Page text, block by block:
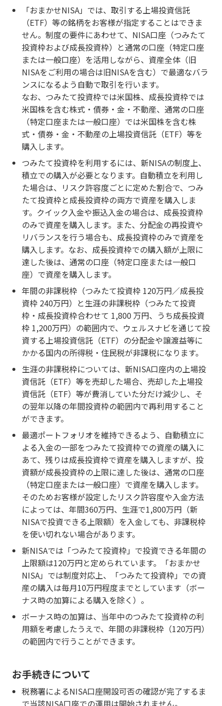
「おまかせNISA」では、取引する上場投資信託
（ETF）等の銘柄をお客様が指定することはできま
せん。制度の要件にあわせて、NISA口座（つみたて
投資枠および成長投資枠）と通常の口座（特定口座
または一般口座）を活用しながら、資産全体（旧
NISAをご利用の場合は旧NISAを含む）で最適なバラ
ンスになるよう自動で取引を行います。
なお、つみたて投資枠では米国株、成長投資枠では
米国株を含む株式・債券・金・不動産、通常の口座
（特定口座または一般口座）では米国株を含む株
式・債券・金・不動産の上場投資信託（ETF）等を
購入します。
つみたて投資枠を利用するには、新NISAの制度上、
積立での購入が必要となります。自動積立を利用し
た場合は、リスク許容度ごとに定めた割合で、つみ
たて投資枠と成長投資枠の両方で資産を購入しま
す。クイック入金や振込入金の場合は、成長投資枠
のみで資産を購入します。また、分配金の再投資や
リバランスを行う場合も、成長投資枠のみで資産を
購入します。なお、成長投資枠での購入額が上限に
達した後は、通常の口座（特定口座または一般口
座）で資産を購入します。
年間の非課税枠（つみたて投資枠 120万円／成長投
資枠 240万円）と生涯の非課税枠（つみたて投資
枠・成長投資枠合わせて 1,800 万円、うち成長投資
枠 1,200万円）の範囲内で、ウェルスナビを通じて投
資する上場投資信託（ETF）の分配金や譲渡益等に
かかる国内の所得税・住民税が非課税になります。
生涯の非課税枠については、新NISA口座内の上場投
資信託（ETF）等を売却した場合、売却した上場投
資信託（ETF）等が費消していた分だけ減少し、そ
の翌年以降の年間投資枠の範囲内で再利用すること
ができます。
最適ポートフォリオを維持できるよう、自動積立に
よる入金の一部をつみたて投資枠での資産の購入に
あて、残りは成長投資枠で資産を購入しますが、投
資額が成長投資枠の上限に達した後は、通常の口座
（特定口座または一般口座）で資産を購入します。
そのためお客様が設定したリスク許容度や入金方法
によっては、年間360万円、生涯で1,800万円（新
NISAで投資できる上限額）を入金しても、非課税枠
を使い切れない場合があります。
新NISAでは「つみたて投資枠」で投資できる年間の
上限額は120万円と定められています。「おまかせ
NISA」では制度対応上、「つみたて投資枠」での資
産の購入は毎月10万円程度までとしています（ボー
ナス時の加算による購入を除く）。
ボーナス時の加算は、当年中のつみたて投資枠の利
用額を考慮したうえで、年間の非課税枠（120万円）
の範囲内で行うことができます。
お手続きについて
税務署によるNISA口座開設可否の確認が完了するま
で当該NISA口座での運用は開始されません。